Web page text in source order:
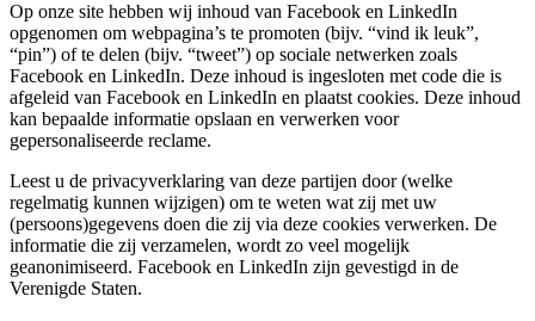
Op onze site hebben wij inhoud van Facebook en LinkedIn
opgenomen om webpagina’s te promoten (bijv. “vind ik leuk”,
“pin”) of te delen (bijv. “tweet”) op sociale netwerken zoals
Facebook en LinkedIn. Deze inhoud is ingesloten met code die is
afgeleid van Facebook en LinkedIn en plaatst cookies. Deze inhoud
kan bepaalde informatie opslaan en verwerken voor
gepersonaliseerde reclame.
Leest u de privacyverklaring van deze partijen door (welke
regelmatig kunnen wijzigen) om te weten wat zij met uw
(persoons)gegevens doen die zij via deze cookies verwerken. De
informatie die zij verzamelen, wordt zo veel mogelijk
geanonimiseerd. Facebook en LinkedIn zijn gevestigd in de
Verenigde Staten.